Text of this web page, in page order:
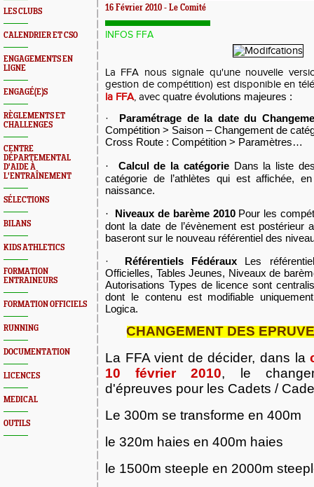
LES CLUBS
CALENDRIER ET CSO
ENGAGEMENTS EN
LIGNE
ENGAGÉ(E)S
RÈGLEMENTS ET
CHALLENGES
CENTRE
DÉPARTEMENTAL
D'AIDE À
L'ENTRAÎNEMENT
SÉLECTIONS
BILANS
KIDS ATHLETICS
FORMATION
ENTRAINEURS
FORMATION OFFICIELS
RUNNING
DOCUMENTATION
LICENCES
MEDICAL
OUTILS
16 Février 2010 - Le Comité
INFOS FFA
La FFA nous signale qu'une nouvelle
gestion de compétition) est disponible en
la FFA, avec quatre évolutions majeures :
·
Paramétrage de la date du
Compétition > Saison – Changement de
Cross Route : Compétition > Paramètres…
· Calcul de la catégorieDans la liste
catégorie de l’athlètes qui est affichée,
naissance.
· Niveaux de barème 2010Pour les
dont la date de l’évènement est postérieur
baseront sur le nouveau référentiel des
·
Référentiels Fédéraux Les
Officielles, Tables Jeunes, Niveaux de
Autorisations Types de licence sont
dont le contenu est modifiable
Logica.
CHANGEMENT DES
La FFA vient de décider, dans la
10 février 2010, le
d'épreuves pour les Cadets /
Le 300m se transforme en 400m
le 320m haies en 400m haies
le 1500m steeple en 2000m